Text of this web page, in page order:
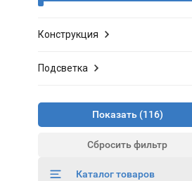
Конструкция
Подсветка
Показать
Сбросить фильтр
Каталог товаров